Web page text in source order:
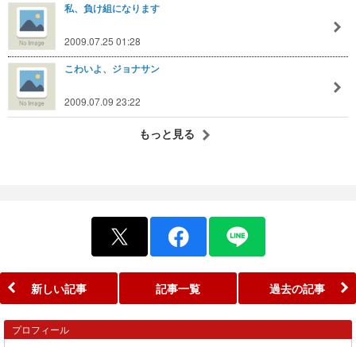
私、負け組になります
2009.07.25 01:28
こわいよ、ジョナサン
2009.07.09 23:22
もっと見る
新しい記事 記事一覧 過去の記事
プロフィール